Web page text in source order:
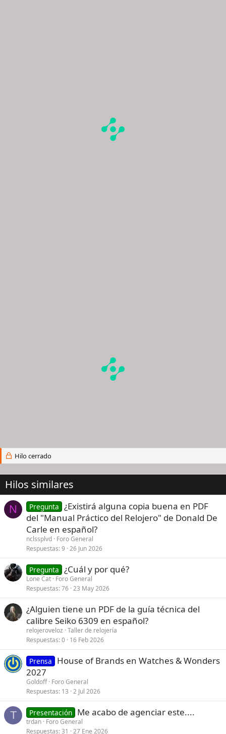
Hilo cerrado
Hilos similares
N Pregunta ¿Existirá alguna copia buena en PDF
del "Manual Práctico del Relojero" de Donald De
Carle en español?
nclssplvd Foro General
Respuestas 9 26 Jun 2026
Pregunta ¿Cuál y por qué?
Lone Cat Foro General
Respuestas 76 23 May 2026
¿Alguien tiene un PDF de la guía técnica del
calibre Seiko 6309 en español?
relojeroveloz Taller de relojería
Respuestas 0 16 Feb 2026
Prensa
House of Brands en Watches & Wonders
2027
Goldoff Foro General
Respuestas 13 2 Jul 2026
T Presentación Me acabo de agenciar este....
trdan Foro General
Respuestas 31 27 Ene 2026